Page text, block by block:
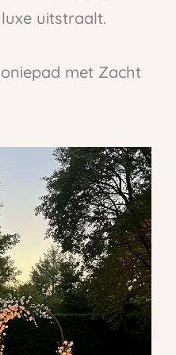
uitstraalt.
met Zacht